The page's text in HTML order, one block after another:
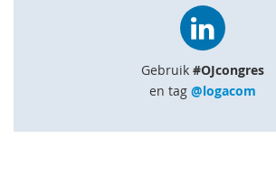
Gebruik #OJcongres
en tag @logacom